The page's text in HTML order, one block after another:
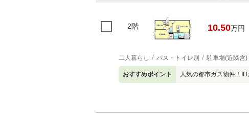
2階 10.50万円
二人暮らし バス・トイレ別 駐車場(近隣含)
おすすめポイント 人気の都市ガス物件！